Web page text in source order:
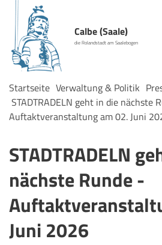
Calbe (Saale)
die Rolandstadt am Saalebogen
Startseite Verwaltung & Politik
STADTRADELN geht in die nächste
Auftaktveranstaltung am 02. Juni
STADTRADELN
nächste Runde -
Juni 2026